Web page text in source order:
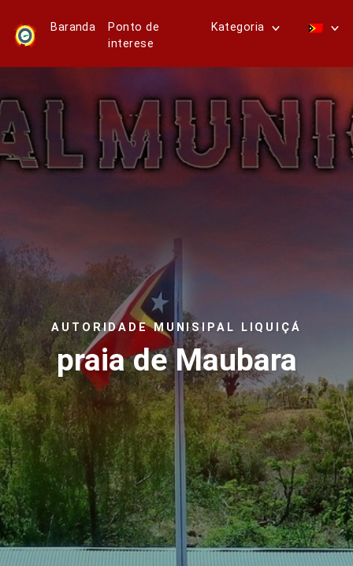
Baranda
Ponto de
interese
Kategoria
AUTORIDADE MUNISIPAL LIQUIÇÁ
praia de Maubara